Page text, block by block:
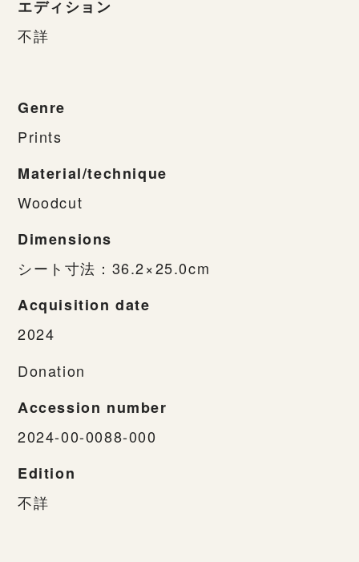
エディション
不詳
Genre
Prints
Material/technique
Woodcut
Dimensions
シート寸法：36.2×25.0cm
Acquisition date
2024
Donation
Accession number
2024-00-0088-000
Edition
不詳